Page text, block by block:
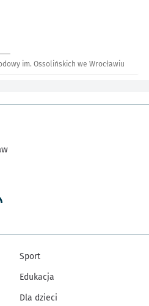
im. Ossolińskich we Wrocławiu
Sport
Edukacja
Dla dzieci